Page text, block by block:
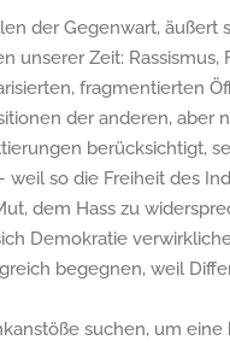
der Gegenwart, äußert
unserer Zeit: Rassismus,
fragmentierten
der anderen, aber
berücksichtigt,
so die Freiheit des
dem Hass zu
Demokratie
begegnen, weil
suchen, um